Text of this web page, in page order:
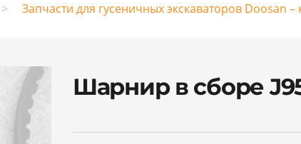
Запчасти для гусеничных экскаваторов Doosan
Шарнир в сборе